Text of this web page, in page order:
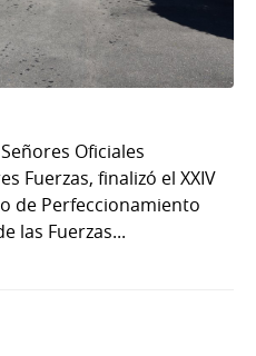
Oficiales
Fuerzas, finalizó el XXIV
de Perfeccionamiento
las Fuerzas...